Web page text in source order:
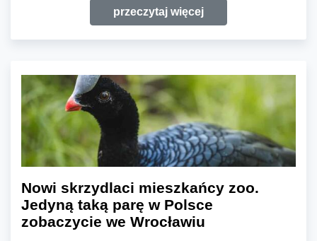
przeczytaj więcej
Nowi skrzydlaci mieszkańcy zoo.
Jedyną taką parę w Polsce
zobaczycie we Wrocławiu